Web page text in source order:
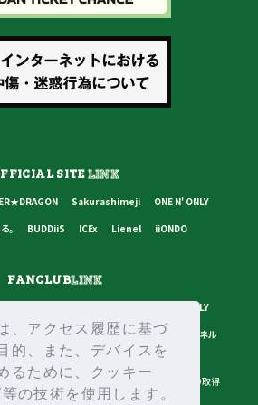
、アクセス履歴に基づ
的、また、デバイスを
るために、クッキー
の技術を使用します。
SITELINK
Sakurashimeji
ONE N' ONLY
。
BUDDiiS ICEx Lienel iiONDO
FANCLUBLINK
ONE N' ONLY
ICEx Lienel スターダストチャンネル
用規約 推奨環境 ヘルプ・お問い合わせ
ID取得